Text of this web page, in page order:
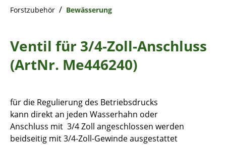
Forstzubehör / Bewässerung
Ventil für 3/4-Zoll-Anschluss
(ArtNr. Me446240)
für die Regulierung des Betriebsdrucks
kann direkt an jeden Wasserhahn oder
Anschluss mit 3/4 Zoll angeschlossen werden
beidseitig mit 3/4-Zoll-Gewinde ausgestattet